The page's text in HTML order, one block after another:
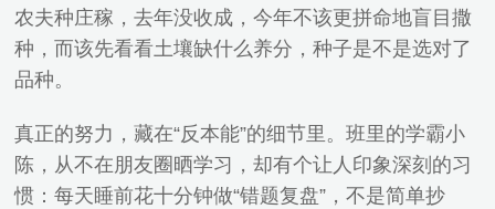
农夫种庄稼，去年没收成，今年不该更拼命地盲目撒
种，而该先看看土壤缺什么养分，种子是不是选对了
品种。
真正的努力，藏在“反本能”的细节里。班里的学霸小
陈，从不在朋友圈晒学习，却有个让人印象深刻的习
惯：每天睡前花十分钟做“错题复盘”，不是简单抄